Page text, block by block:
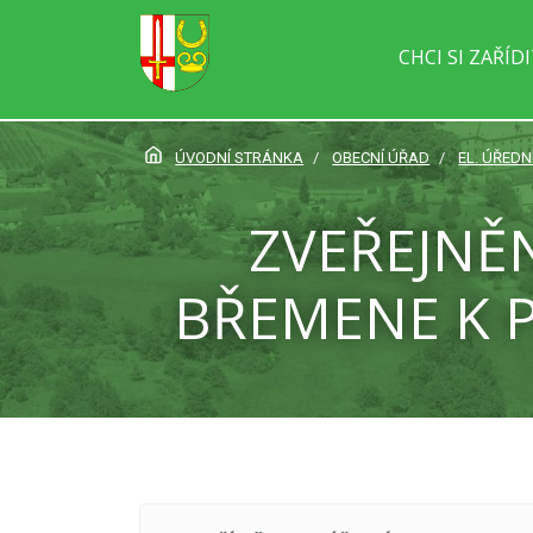
CHCI SI
ÚVODNÍ STRÁNKA OBECNÍ ÚŘAD EL.
BŘEMENE K